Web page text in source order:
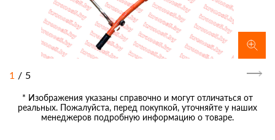
1 / 5
* Изображения указаны справочно и могут отличаться от
реальных. Пожалуйста, перед покупкой, уточняйте у наших
менеджеров подробную информацию о товаре.